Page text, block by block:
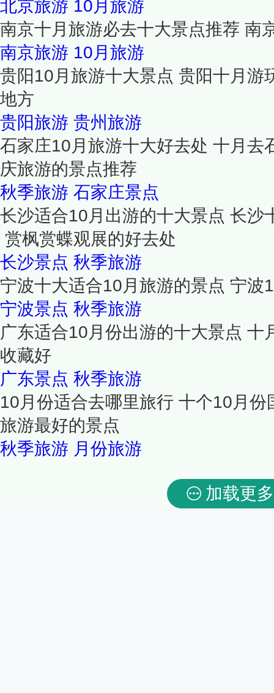
北京旅游 10月旅游
南京十月旅游必去十大景点推荐 南
南京旅游 10月旅游
贵阳10月旅游十大景点 贵阳十月游
地方
贵阳旅游 贵州旅游
石家庄10月旅游十大好去处 十月去
庆旅游的景点推荐
秋季旅游 石家庄景点
长沙适合10月出游的十大景点 长沙
赏枫赏蝶观展的好去处
长沙景点 秋季旅游
宁波十大适合10月旅游的景点 宁波
宁波景点 秋季旅游
广东适合10月份出游的十大景点 十
收藏好
广东景点 秋季旅游
10月份适合去哪里旅行 十个10月
旅游最好的景点
秋季旅游 月份旅游
加载更多